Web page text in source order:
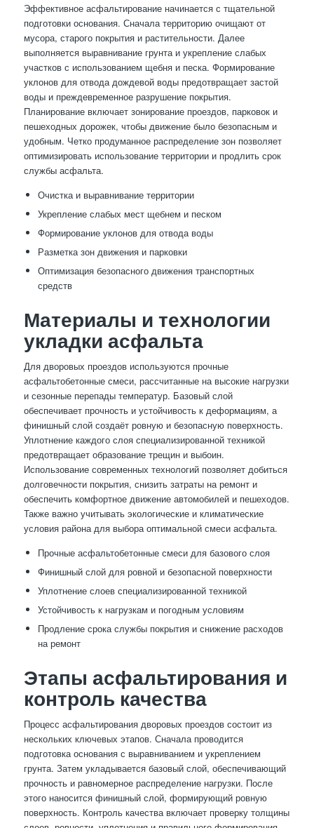
Эффективное асфальтирование начинается с тщательной
подготовки основания. Сначала территорию очищают от
мусора, старого покрытия и растительности. Далее
выполняется выравнивание грунта и укрепление слабых
участков с использованием щебня и песка. Формирование
уклонов для отвода дождевой воды предотвращает застой
воды и преждевременное разрушение покрытия.
Планирование включает зонирование проездов, парковок и
пешеходных дорожек, чтобы движение было безопасным и
удобным. Четко продуманное распределение зон позволяет
оптимизировать использование территории и продлить срок
службы асфальта.
Очистка и выравнивание территории
Укрепление слабых мест щебнем и песком
Формирование уклонов для отвода воды
Разметка зон движения и парковки
Оптимизация безопасного движения транспортных
средств
Материалы и технологии
укладки асфальта
Для дворовых проездов используются прочные
асфальтобетонные смеси, рассчитанные на высокие нагрузки
и сезонные перепады температур. Базовый слой
обеспечивает прочность и устойчивость к деформациям, а
финишный слой создаёт ровную и безопасную поверхность.
Уплотнение каждого слоя специализированной техникой
предотвращает образование трещин и выбоин.
Использование современных технологий позволяет добиться
долговечности покрытия, снизить затраты на ремонт и
обеспечить комфортное движение автомобилей и пешеходов.
Также важно учитывать экологические и климатические
условия района для выбора оптимальной смеси асфальта.
Прочные асфальтобетонные смеси для базового слоя
Финишный слой для ровной и безопасной поверхности
Уплотнение слоев специализированной техникой
Устойчивость к нагрузкам и погодным условиям
Продление срока службы покрытия и снижение расходов
на ремонт
Этапы асфальтирования и
контроль качества
Процесс асфальтирования дворовых проездов состоит из
нескольких ключевых этапов. Сначала проводится
подготовка основания с выравниванием и укреплением
грунта. Затем укладывается базовый слой, обеспечивающий
прочность и равномерное распределение нагрузки. После
этого наносится финишный слой, формирующий ровную
поверхность. Контроль качества включает проверку толщины